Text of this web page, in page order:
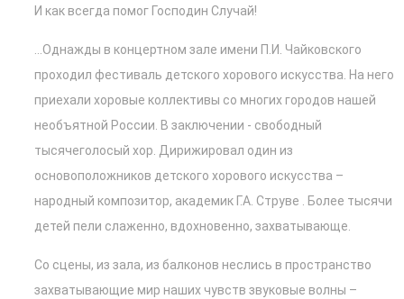
И как всегда помог Господин Случай!
…Однажды в концертном зале имени П.И. Чайковского
проходил фестиваль детского хорового искусства. На него
приехали хоровые коллективы со многих городов нашей
необъятной России. В заключении - свободный
тысячеголосый хор. Дирижировал один из
основоположников детского хорового искусства –
народный композитор, академик Г.А. Струве . Более тысячи
детей пели слаженно, вдохновенно, захватывающе.
Со сцены, из зала, из балконов неслись в пространство
захватывающие мир наших чувств звуковые волны –